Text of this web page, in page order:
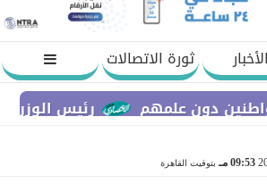
الأخبار
ثورة الاتصالات
رئيس الوزراء
علمهم
09:53 مـ بتوقيت القاهرة